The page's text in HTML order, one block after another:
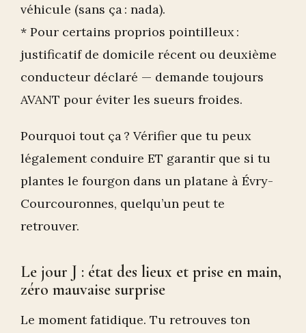
véhicule (sans ça : nada).
* Pour certains proprios pointilleux :
justificatif de domicile récent ou deuxième
conducteur déclaré — demande toujours
AVANT pour éviter les sueurs froides.
Pourquoi tout ça ? Vérifier que tu peux
légalement conduire ET garantir que si tu
plantes le fourgon dans un platane à Évry-
Courcouronnes, quelqu’un peut te
retrouver.
Le jour J : état des lieux et prise en main,
zéro mauvaise surprise
Le moment fatidique. Tu retrouves ton